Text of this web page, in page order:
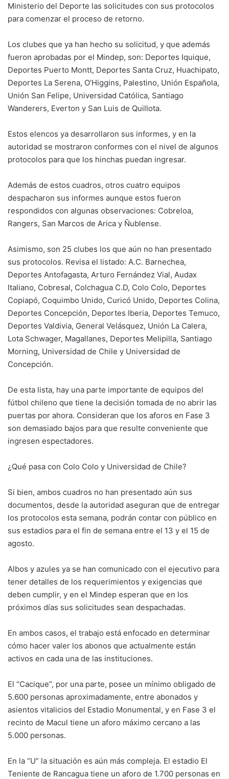
Ministerio del Deporte las solicitudes con sus protocolos
para comenzar el proceso de retorno.
Los clubes que ya han hecho su solicitud, y que además
fueron aprobadas por el Mindep, son: Deportes Iquique,
Deportes Puerto Montt, Deportes Santa Cruz, Huachipato,
Deportes La Serena, O’Higgins, Palestino, Unión Española,
Unión San Felipe, Universidad Católica, Santiago
Wanderers, Everton y San Luis de Quillota.
Estos elencos ya desarrollaron sus informes, y en la
autoridad se mostraron conformes con el nivel de algunos
protocolos para que los hinchas puedan ingresar.
Además de estos cuadros, otros cuatro equipos
despacharon sus informes aunque estos fueron
respondidos con algunas observaciones: Cobreloa,
Rangers, San Marcos de Arica y Ñublense.
Asimismo, son 25 clubes los que aún no han presentado
sus protocolos. Revisa el listado: A.C. Barnechea,
Deportes Antofagasta, Arturo Fernández Vial, Audax
Italiano, Cobresal, Colchagua C.D, Colo Colo, Deportes
Copiapó, Coquimbo Unido, Curicó Unido, Deportes Colina,
Deportes Concepción, Deportes Iberia, Deportes Temuco,
Deportes Valdivia, General Velásquez, Unión La Calera,
Lota Schwager, Magallanes, Deportes Melipilla, Santiago
Morning, Universidad de Chile y Universidad de
Concepción.
De esta lista, hay una parte importante de equipos del
fútbol chileno que tiene la decisión tomada de no abrir las
puertas por ahora. Consideran que los aforos en Fase 3
son demasiado bajos para que resulte conveniente que
ingresen espectadores.
¿Qué pasa con Colo Colo y Universidad de Chile?
Si bien, ambos cuadros no han presentado aún sus
documentos, desde la autoridad aseguran que de entregar
los protocolos esta semana, podrán contar con público en
sus estadios para el fin de semana entre el 13 y el 15 de
agosto.
Albos y azules ya se han comunicado con el ejecutivo para
tener detalles de los requerimientos y exigencias que
deben cumplir, y en el Mindep esperan que en los
próximos días sus solicitudes sean despachadas.
En ambos casos, el trabajo está enfocado en determinar
cómo hacer valer los abonos que actualmente están
activos en cada una de las instituciones.
El “Cacique”, por una parte, posee un mínimo obligado de
5.600 personas aproximadamente, entre abonados y
asientos vitalicios del Estadio Monumental, y en Fase 3 el
recinto de Macul tiene un aforo máximo cercano a las
5.000 personas.
En la “U” la situación es aún más compleja. El estadio El
Teniente de Rancagua tiene un aforo de 1.700 personas en